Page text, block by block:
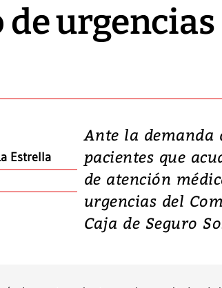
urgencias
Estrella
Ante la demanda
pacientes que
de atención
urgencias del
Caja de Seguro
Video:
en
tierras